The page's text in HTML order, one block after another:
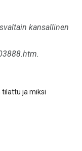
kansallinen
tilattu ja miksi